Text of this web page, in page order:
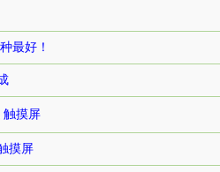
最好！
触摸屏
摸屏